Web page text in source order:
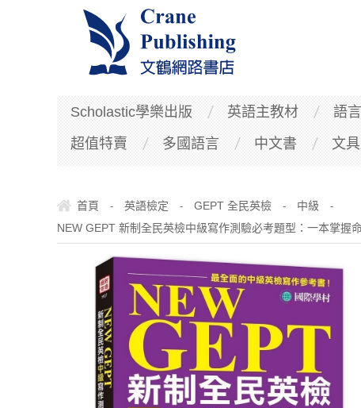
Scholastic學樂出版 英語主教材 語
超值特賣
多國語言 中文書 文
首頁 - 英語檢定 - GEPT 全民英檢 - 中級 -
NEW GEPT 新制全民英檢中級寫作測驗必考題型：一本掌握